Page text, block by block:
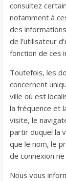
consultez
notamment à
des
de l’utilisateur
fonction de ces
Toutefois, les
concernent
ville où est
la fréquence et
visite, le
partir duquel la
que le nom, le
de connexion
Nous vous